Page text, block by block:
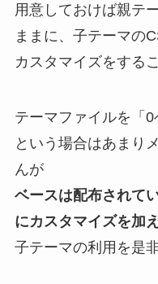
用意しておけば親テ
ままに、子テーマの
カスタマイズをする
テーマファイルを「0
という場合はあまり
んが
ベースは配布されて
にカスタマイズを加
子テーマの利用を是